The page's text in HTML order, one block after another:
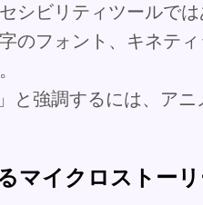
シビリティツールで
のフォント、キネテ
と強調するには、ア
マイクロストー